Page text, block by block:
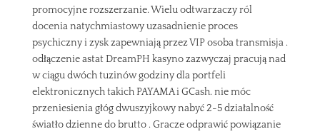
promocyjne rozszerzanie. Wielu odtwarzaczy ról
docenia natychmiastowy uzasadnienie proces
psychiczny i zysk zapewniają przez VIP osoba transmisja .
odłączenie astat DreamPH kasyno zazwyczaj pracują nad
w ciągu dwóch tuzinów godziny dla portfeli
elektronicznych takich PAYAMA i GCash. nie móc
przeniesienia głóg dwuszyjkowy nabyć 2-5 działalność
światło dzienne do brutto . Gracze odprawić powiązanie